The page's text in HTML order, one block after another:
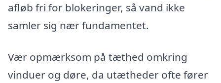
afløb fri for blokeringer, så vand ikke
samler sig nær fundamentet.
Vær opmærksom på tæthed omkring
vinduer og døre, da utætheder ofte fører